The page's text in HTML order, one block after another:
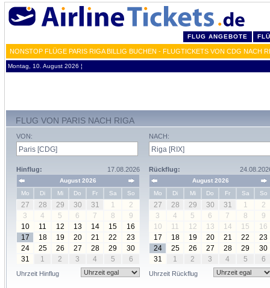
FLUG ANGEBOTE
NONSTOP FLÜGE PARIS RIGA BILLIG BUCHEN - FLUGTICKETS VON CDG NACH
Montag, 10. August 2026 ¦
FLUG VON PARIS NACH RIGA
VON:
Hinflug: 17.08.2026
August 2026
Mo
Di Mi Do Fr Sa So
27 28 29 30 31 1
2
3
4 5 6 7 8
9
10
11 12 13 14 15
16
17
18 19 20 21 22
23
24
25 26 27 28 29
30
31
1 2 3 4 5 6
Uhrzeit Hinflug
NACH:
Rückflug:
August 2026
Mo
Di Mi Do Fr Sa So
27 28 29 30 31 1
2
3
4 5 6 7 8
9
10
11 12 13 14 15
16
17
18 19 20 21 22
23
24
25 26 27 28 29
30
31
1 2 3 4 5 6
Uhrzeit Rückflug